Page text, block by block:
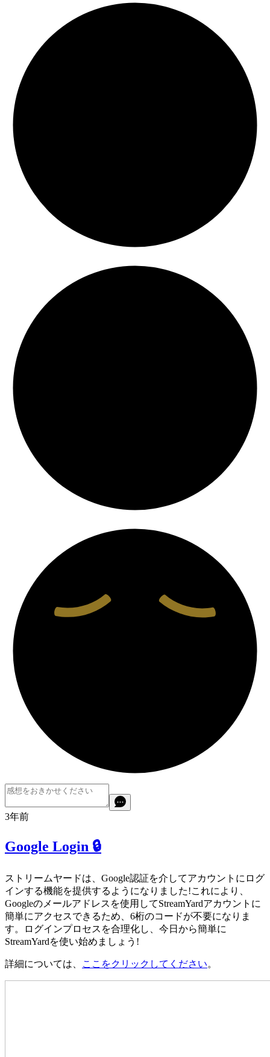
3年前
Google Login 🔒
ストリームヤードは、Google認証を介してアカウントにログ
インする機能を提供するようになりました!これにより、
Googleのメールアドレスを使用してStreamYardアカウントに
簡単にアクセスできるため、6桁のコードが不要になりま
す。ログインプロセスを合理化し、今日から簡単に
StreamYardを使い始めましょう!
詳細については、 ここをクリックしてください。